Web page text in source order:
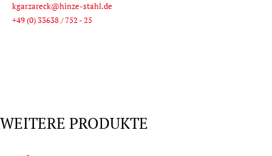
kgarzareck@hinze-stahl.de
+49 (0) 33638 / 752 - 25
WEITERE PRODUKTE